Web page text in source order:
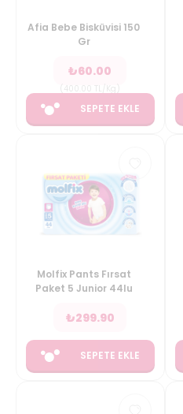
Afia Bebe Bisküvisi 150
Gr
₺60.00
SEPETE EKLE
Molfix Pants Fırsat
Paket 5 Junior 44lu
₺299.90
SEPETE EKLE